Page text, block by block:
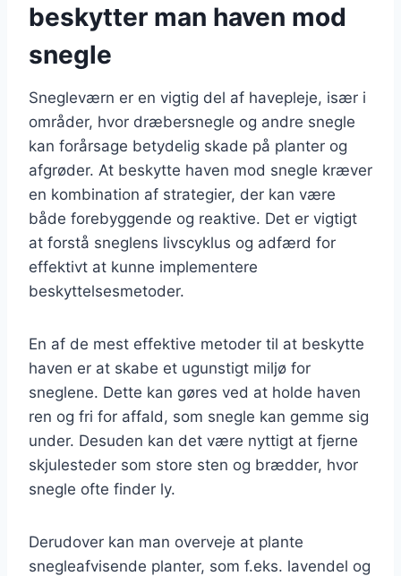
beskytter man haven mod
snegle
Snegleværn er en vigtig del af havepleje, især i
områder, hvor dræbersnegle og andre snegle
kan forårsage betydelig skade på planter og
afgrøder. At beskytte haven mod snegle kræver
en kombination af strategier, der kan være
både forebyggende og reaktive. Det er vigtigt
at forstå sneglens livscyklus og adfærd for
effektivt at kunne implementere
beskyttelsesmetoder.
En af de mest effektive metoder til at beskytte
haven er at skabe et ugunstigt miljø for
sneglene. Dette kan gøres ved at holde haven
ren og fri for affald, som snegle kan gemme sig
under. Desuden kan det være nyttigt at fjerne
skjulesteder som store sten og brædder, hvor
snegle ofte finder ly.
Derudover kan man overveje at plante
snegleafvisende planter, som f.eks. lavendel og